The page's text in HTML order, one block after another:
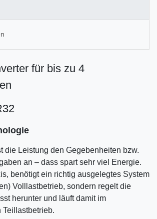
für bis zu 4
die Leistung den Gegebenheiten bzw.
an – dass spart sehr viel Energie.
benötigt ein richtig ausgelegtes System
Volllastbetrieb, sondern regelt die
herunter und läuft damit im